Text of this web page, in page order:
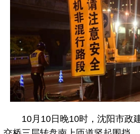
10月10日晚10时，沈阳市政